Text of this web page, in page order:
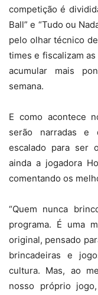
competição é
Ball” e “Tudo ou
pelo olhar técnico
times e fiscalizam
acumular mais
semana.
E como acontece
serão narradas e
escalado para ser
ainda a jogadora
comentando os
“Quem nunca
programa. É uma
original, pensado
brincadeiras e
cultura. Mas, ao
nosso próprio